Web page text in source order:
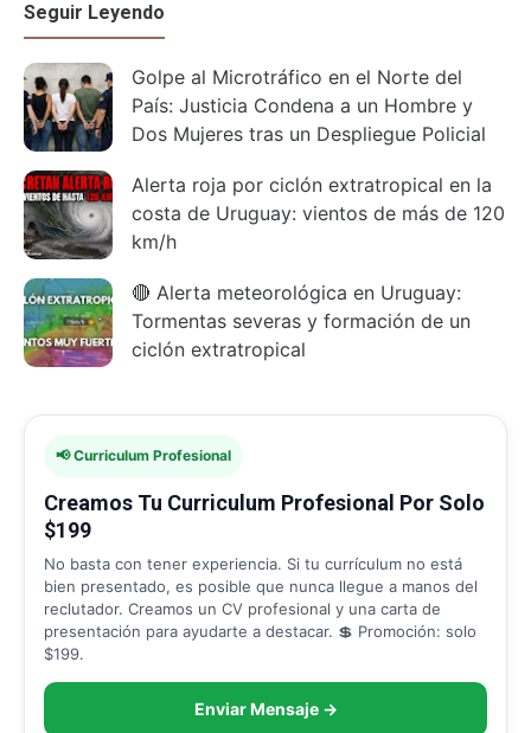
Seguir Leyendo
Golpe al Microtráfico en el Norte del
País: Justicia Condena a un Hombre y
Dos Mujeres tras un Despliegue Policial
Alerta roja por ciclón extratropical en la
costa de Uruguay: vientos de más de 120
km/h
🔴 Alerta meteorológica en Uruguay:
Tormentas severas y formación de un
ciclón extratropical
📢 Curriculum Profesional
Creamos Tu Curriculum Profesional Por Solo
$199
No basta con tener experiencia. Si tu currículum no está
bien presentado, es posible que nunca llegue a manos del
reclutador. Creamos un CV profesional y una carta de
presentación para ayudarte a destacar. 💲 Promoción: solo
$199.
Enviar Mensaje →